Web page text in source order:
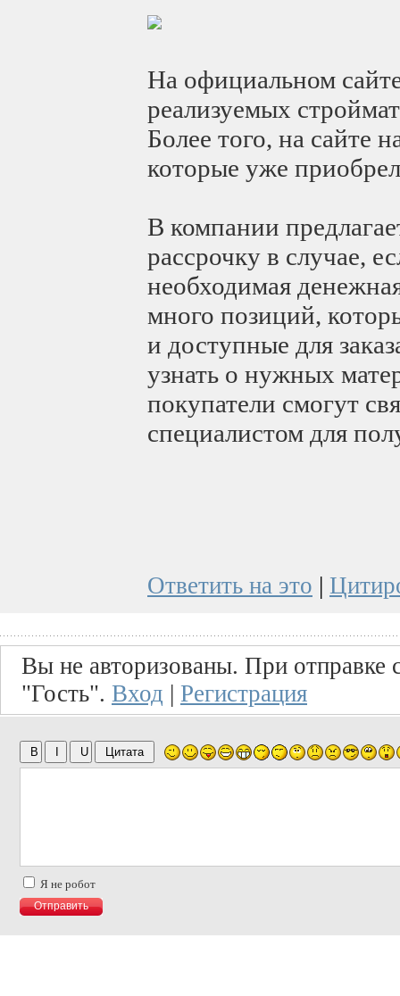
На официальном
реализуемых
Более того, на сайте
которые уже
В компании
рассрочку в случае,
необходимая
много позиций,
и доступные для
узнать о нужных
покупатели смогут
специалистом для
Ответить на это |
Вы не авторизованы. При отправке
"Гость". Вход | Регистрация
Я не робот